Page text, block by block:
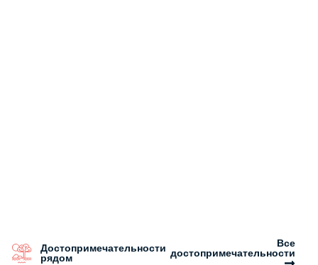
Достопримечательности
рядом
Все
достопримечательности